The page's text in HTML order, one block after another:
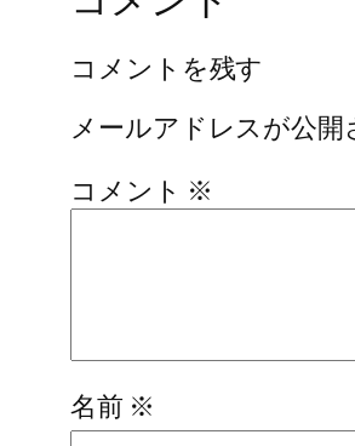
コメントを残す
メールアドレスが公開
コメント ※
名前 ※